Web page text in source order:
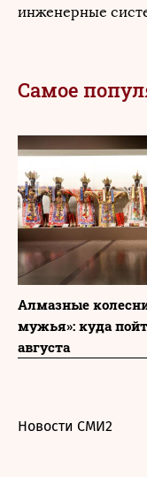
инженерные
Самое
Алмазные
мужья»: куда
августа
Новости СМИ2